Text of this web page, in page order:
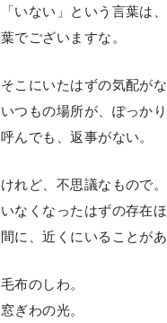
「いない」という言葉は
葉でございますな。
そこにいたはずの気配がな
いつもの場所が、ぽっかり
呼んでも、返事がない。
けれど、不思議なもので。
いなくなったはずの存在
間に、近くにいることがあ
毛布のしわ。
窓ぎわの光。